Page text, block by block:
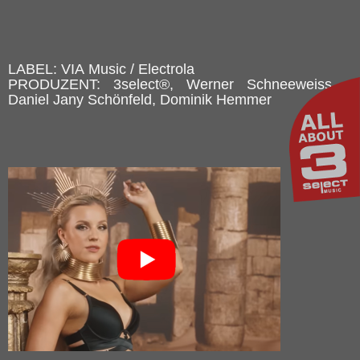
LABEL: VIA Music / Electrola
PRODUZENT: 3select®, Werner Schneeweiss,
Daniel Jany Schönfeld, Dominik Hemmer